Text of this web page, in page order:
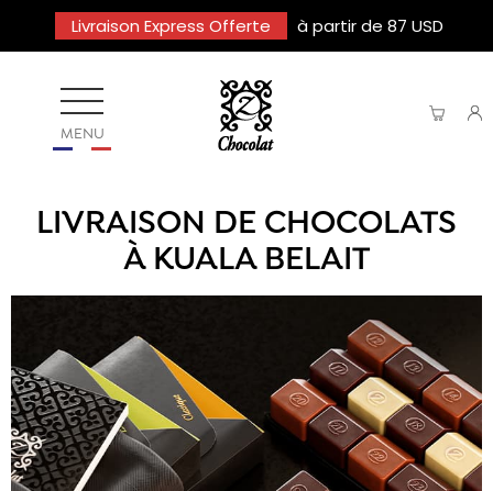
Livraison Express Offerte à partir de 87 USD
MENU
LIVRAISON DE CHOCOLATS
À KUALA BELAIT